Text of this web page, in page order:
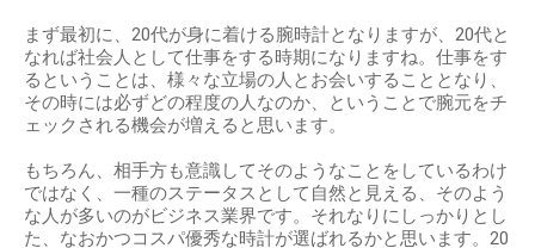
まず最初に、20代が身に着ける腕時計となりますが、20代と
なれば社会人として仕事をする時期になりますね。仕事をす
るということは、様々な立場の人とお会いすることとなり、
その時には必ずどの程度の人なのか、ということで腕元をチ
ェックされる機会が増えると思います。
もちろん、相手方も意識してそのようなことをしているわけ
ではなく、一種のステータスとして自然と見える、そのよう
な人が多いのがビジネス業界です。それなりにしっかりとし
た、なおかつコスパ優秀な時計が選ばれるかと思います。20